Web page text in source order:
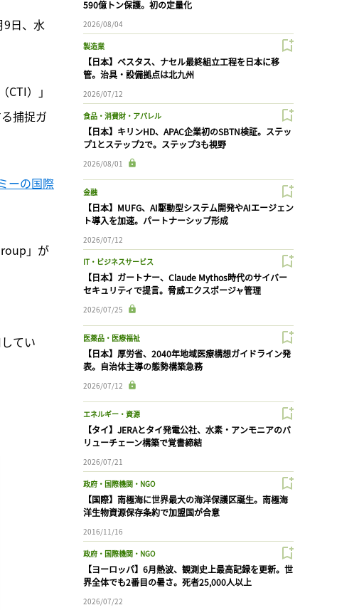
日、水
）」
捕捉ガ
ーの国際
」が
てい
590億トン保護。初の定量化
2026/08/04
製造業
【日本】ベスタス、ナセル最終組立工程を日本に移
管。治具・設備拠点は北九州
2026/07/12
食品・消費財・アパレル
【日本】キリンHD、APAC企業初のSBTN検証。ステッ
プ1とステップ2で。ステップ3も視野
2026/08/01
金融
【日本】MUFG、AI駆動型システム開発やAIエージェン
ト導入を加速。パートナーシップ形成
2026/07/12
IT・ビジネスサービス
【日本】ガートナー、Claude Mythos時代のサイバー
セキュリティで提言。脅威エクスポージャ管理
2026/07/25
医薬品・医療福祉
【日本】厚労省、2040年地域医療構想ガイドライン発
表。自治体主導の態勢構築急務
2026/07/12
エネルギー・資源
【タイ】JERAとタイ発電公社、水素・アンモニアのバ
リューチェーン構築で覚書締結
2026/07/21
政府・国際機関・NGO
【国際】南極海に世界最大の海洋保護区誕生。南極海
洋生物資源保存条約で加盟国が合意
2016/11/16
政府・国際機関・NGO
【ヨーロッパ】6月熱波、観測史上最高記録を更新。世
界全体でも2番目の暑さ。死者25,000人以上
2026/07/22